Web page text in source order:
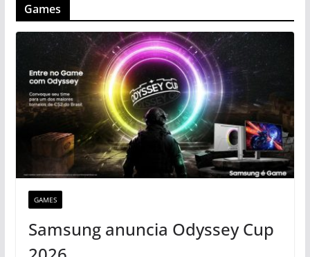
Games
GAMES
Samsung anuncia Odyssey Cup